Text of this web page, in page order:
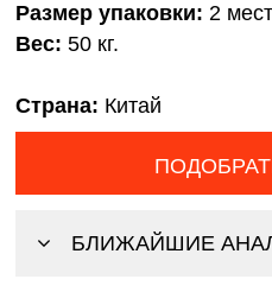
Размер упаковки: 2
Вес: 50 кг.
Страна: Китай
БЛИЖАЙШИЕ